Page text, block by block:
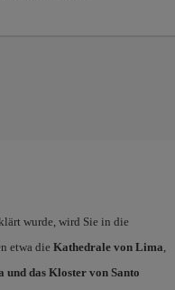
wurde, wird Sie in die
etwa die Kathedrale von Lima,
und das Kloster von Santo